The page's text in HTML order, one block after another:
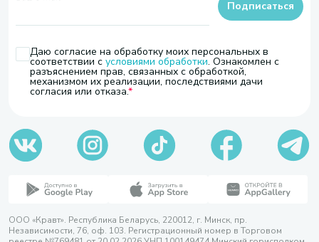
Даю согласие на обработку моих персональных в
соответствии с условиями обработки. Ознакомлен с
разъяснением прав, связанных с обработкой,
механизмом их реализации, последствиями дачи
согласия или отказа.
Подписаться
ООО «Кравт». Республика Беларусь, 220012, г. Минск, пр.
Независимости, 76, оф. 103. Регистрационный номер в Торговом